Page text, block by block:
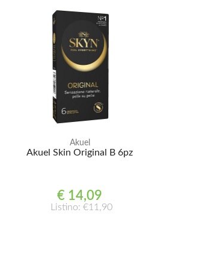
Akuel
Akuel Skin Original B 6pz
€ 14,09
Listino: €11,90